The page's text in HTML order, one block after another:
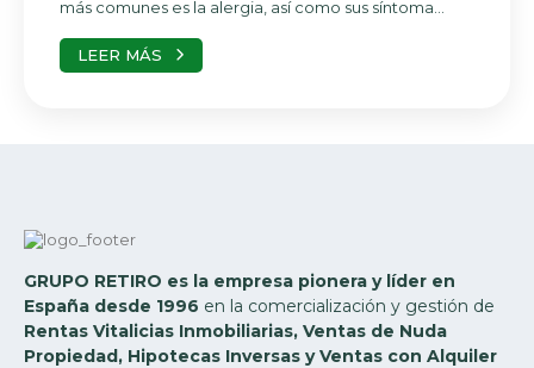
más comunes es la alergia, así como sus síntoma...
LEER MÁS
GRUPO RETIRO es la empresa pionera y líder en
España desde 1996 en la comercialización y gestión de
Rentas Vitalicias Inmobiliarias, Ventas de Nuda
Propiedad, Hipotecas Inversas y Ventas con Alquiler